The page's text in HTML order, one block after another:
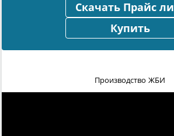
Скачать Прайс
Купить
Производство ЖБИ